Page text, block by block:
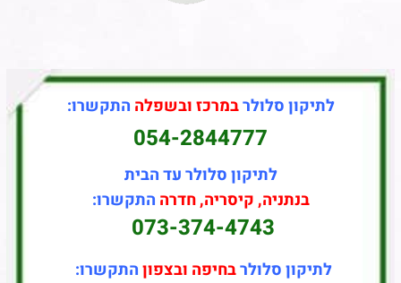
לתיקון סלולרבמרכז ובשפלה התקשרו:
054-2844777
לתיקון סלולר עד הבית
בנתניה, קיסריה, חדרה התקשרו:
073-374-4743
לתיקון סלולרבחיפה ובצפוןהתקשרו: